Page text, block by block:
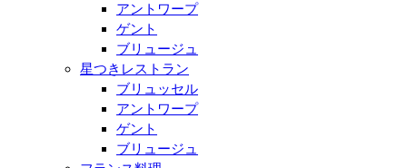
アントワープ
ゲント
ブリュージュ
星つきレストラン
ブリュッセル
アントワープ
ゲント
ブリュージュ